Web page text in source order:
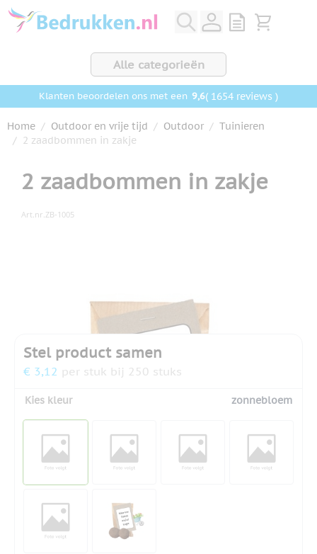
Ga naar de inhoud
View quote,
Bekijk
Alle categorieën
Klanten beoordelen ons met een 9,6( 1654 reviews )
Home / Outdoor en vrije tijd / Outdoor / Tuinieren
/ 2 zaadbommen in zakje
2 zaadbommen in zakje
Art.nr. ZB-1005
Stel product samen
€ 3,12 per stuk bij 250 stuks
Kies kleur zonnebloem